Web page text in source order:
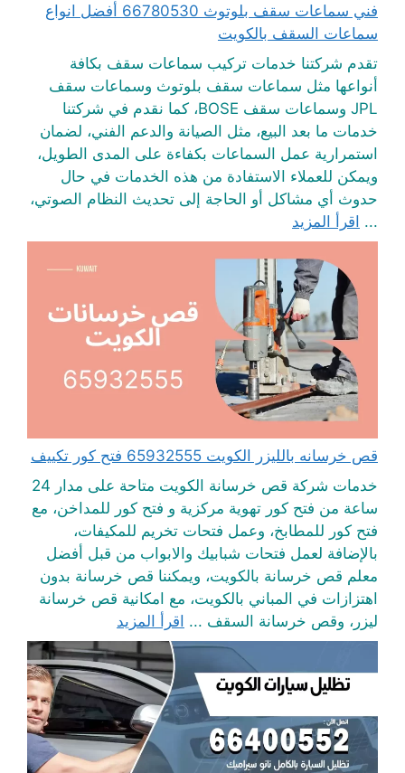
فني سماعات سقف بلوتوث 66780530 أفضل انواع
سماعات السقف بالكويت
تقدم شركتنا خدمات تركيب سماعات سقف بكافة
أنواعها مثل سماعات سقف بلوتوث وسماعات سقف
JPL وسماعات سقف BOSE، كما نقدم في شركتنا
خدمات ما بعد البيع، مثل الصيانة والدعم الفني، لضمان
استمرارية عمل السماعات بكفاءة على المدى الطويل،
ويمكن للعملاء الاستفادة من هذه الخدمات في حال
حدوث أي مشاكل أو الحاجة إلى تحديث النظام الصوتي،
... اقرأ المزيد
قص خرسانه بالليزر الكويت 65932555 فتح كور تكييف
خدمات شركة قص خرسانة الكويت متاحة على مدار 24
ساعة من فتح كور تهوية مركزية و فتح كور للمداخن، مع
فتح كور للمطابخ، وعمل فتحات تخريم للمكيفات،
بالإضافة لعمل فتحات شبابيك والابواب من قبل أفضل
معلم قص خرسانة بالكويت، ويمكننا قص خرسانة بدون
اهتزازات في المباني بالكويت، مع امكانية قص خرسانة
ليزر، وقص خرسانة السقف ... اقرأ المزيد